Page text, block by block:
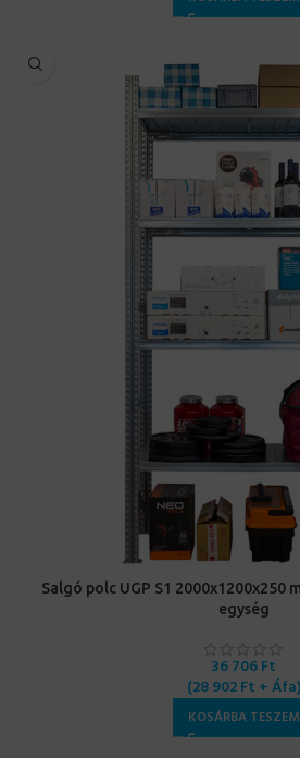
Salgó polc UGP S1 2000x1200x250
egység
36 706Ft
(28 902Ft + Áfa)
KOSÁRBA TESZEM